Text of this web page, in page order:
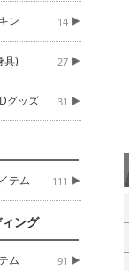
ン 14
具) 27
グッズ 31
テム 111
ング
ム 91